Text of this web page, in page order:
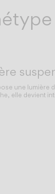
une lumière
elle devient